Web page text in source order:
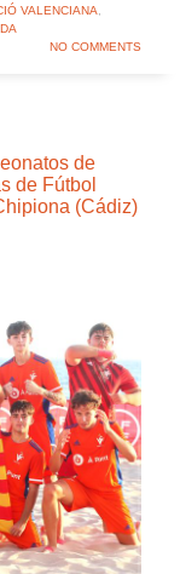
VALENCIANA
NO COMMENTS
de
de Fútbol
(Cádiz)